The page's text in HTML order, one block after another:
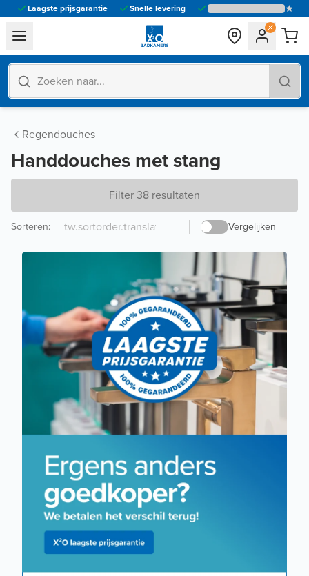
Laagste prijsgarantie Snelle levering
general.navigation.toggle_menu.label
Regendouches
Handdouches met stang
Filter 38 resultaten
Vergelijken
Sorteren: